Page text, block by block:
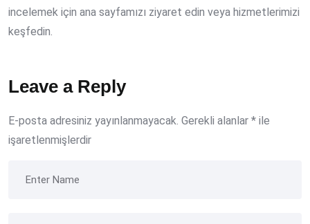
incelemek için ana sayfamızı ziyaret edin veya hizmetlerimizi
keşfedin.
Leave a Reply
E-posta adresiniz yayınlanmayacak. Gerekli alanlar * ile
işaretlenmişlerdir